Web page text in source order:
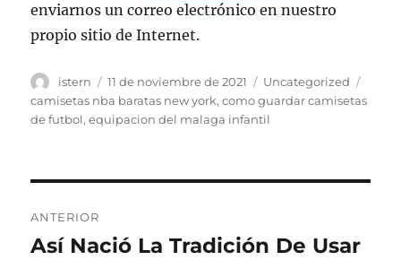
enviarnos un correo electrónico en nuestro
propio sitio de Internet.
Autor
istern
Publicado
el
11 de noviembre de 2021 Categorías
Uncategorized
camisetas nba baratas new york,como guardar camisetas
de futbol,equipacion del malaga infantil
de
ANTERIOR
Entrada
Así Nació La Tradición De Usar